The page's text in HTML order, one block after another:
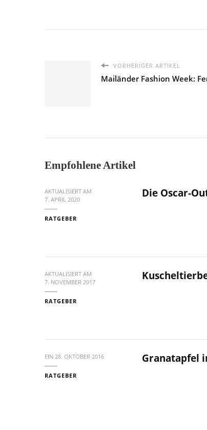
VORHERIGER ARTIKEL
Mailänder Fashion Week:
Empfohlene Artikel
AKTUALISIERT AM
7. APRIL 2020
RATGEBER
Die Oscar-
AKTUALISIERT AM
7. NOVEMBER 2017
RATGEBER
EIN 28. OKTOBER 2016
RATGEBER
Granatapfel